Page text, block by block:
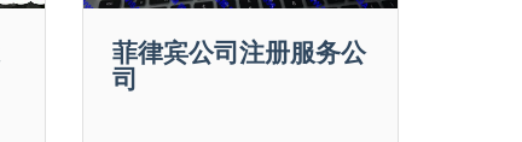
菲律宾公司注册服务公
司